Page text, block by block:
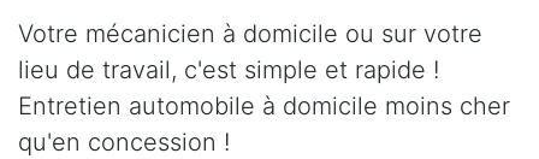
Votre mécanicien à domicile ou sur votre
lieu de travail, c'est simple et rapide !
Entretien automobile à domicile moins cher
qu'en concession !